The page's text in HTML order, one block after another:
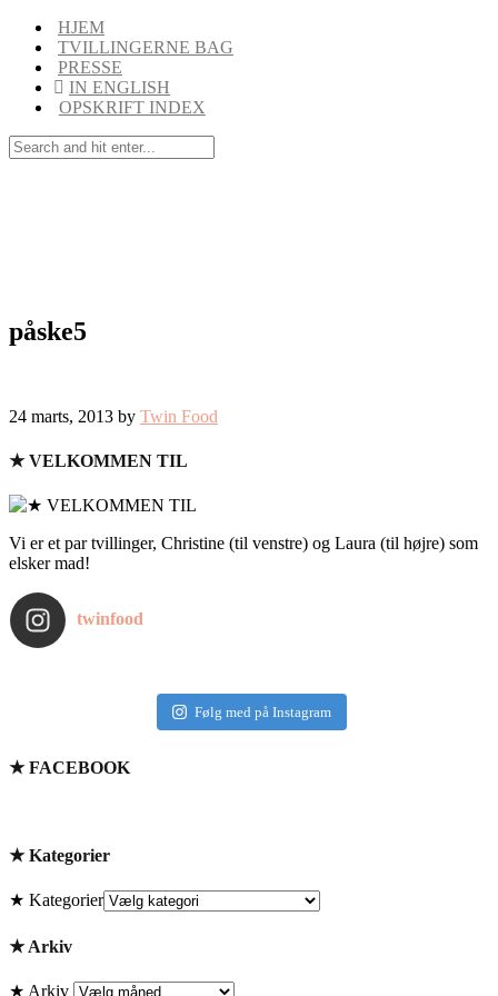
HJEM
TVILLINGERNE BAG
PRESSE
IN ENGLISH
OPSKRIFT INDEX
påske5
24 marts, 2013 by Twin Food
★ VELKOMMEN TIL
Vi er et par tvillinger, Christine (til venstre) og Laura (til højre) som
elsker mad!
twinfood
Følg med på Instagram
★ FACEBOOK
★ Kategorier
★ Kategorier
★ Arkiv
★ Arkiv